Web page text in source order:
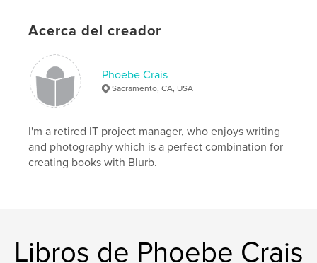
Acerca del creador
Phoebe Crais
Sacramento, CA, USA
I'm a retired IT project manager, who enjoys writing
and photography which is a perfect combination for
creating books with Blurb.
Libros de Phoebe Crais